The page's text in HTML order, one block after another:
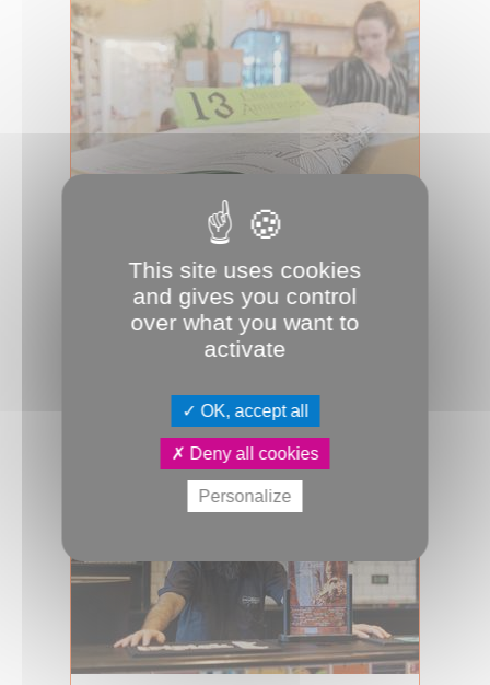
Librairies d’Amiens : le bon plan
Toutes les librairies d’Amiens en un
clic. En bonus, le plan édité par La
Librairie aléatoire.
This site uses cookies
and gives you control
over what you want to
activate
OK, accept all
Deny all cookies
Personalize